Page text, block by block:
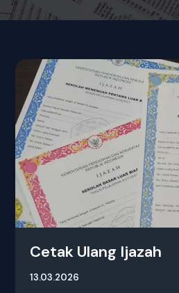
Cetak Ulang Ijazah
13.03.2026
Cetak
Ulang
Ijazah